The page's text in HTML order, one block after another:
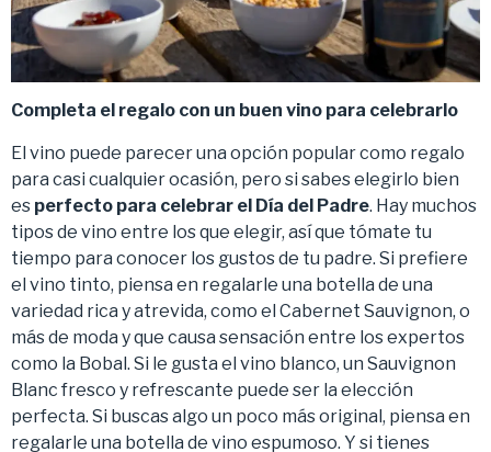
Completa el regalo con un buen vino para celebrarlo
El vino puede parecer una opción popular como regalo
para casi cualquier ocasión, pero si sabes elegirlo bien
es perfecto para celebrar el Día del Padre. Hay muchos
tipos de vino entre los que elegir, así que tómate tu
tiempo para conocer los gustos de tu padre. Si prefiere
el vino tinto, piensa en regalarle una botella de una
variedad rica y atrevida, como el Cabernet Sauvignon, o
más de moda y que causa sensación entre los expertos
como la Bobal. Si le gusta el vino blanco, un Sauvignon
Blanc fresco y refrescante puede ser la elección
perfecta. Si buscas algo un poco más original, piensa en
regalarle una botella de vino espumoso. Y si tienes